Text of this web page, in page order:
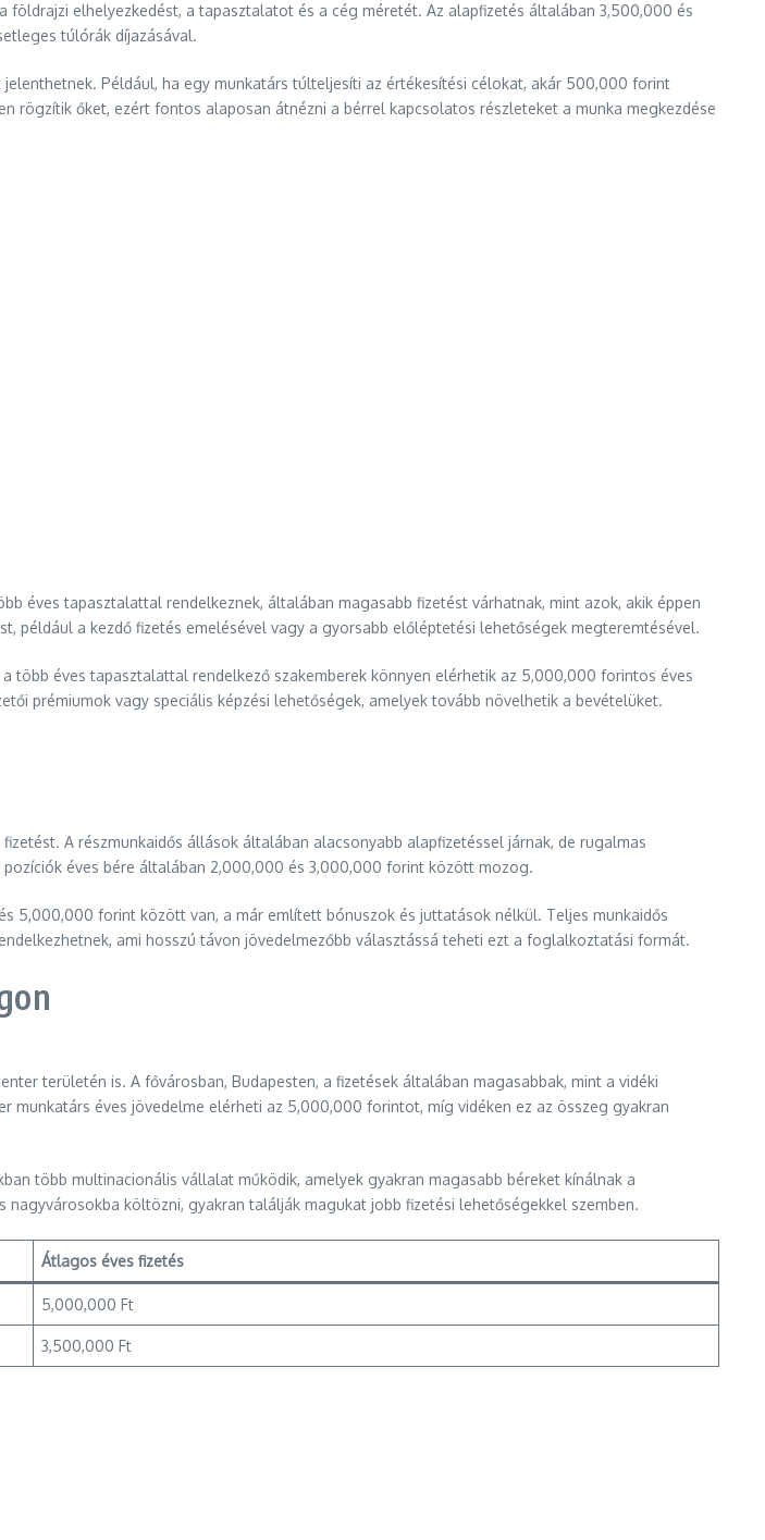
elhelyezkedést, a tapasztalatot és a cég méretét. Az alapfizetés általában 3,500,000 és
túlórák díjazásával.
Például, ha egy munkatárs túlteljesíti az értékesítési célokat, akár 500,000 forint
rögzítik őket, ezért fontos alaposan átnézni a bérrel kapcsolatos részleteket a munka megkezdése
éves tapasztalattal rendelkeznek, általában magasabb fizetést várhatnak, mint azok, akik éppen
a kezdő fizetés emelésével vagy a gyorsabb előléptetési lehetőségek megteremtésével.
éves tapasztalattal rendelkező szakemberek könnyen elérhetik az 5,000,000 forintos éves
prémiumok vagy speciális képzési lehetőségek, amelyek tovább növelhetik a bevételüket.
A részmunkaidős állások általában alacsonyabb alapfizetéssel járnak, de rugalmas
éves bére általában 2,000,000 és 3,000,000 forint között mozog.
5,000,000 forint között van, a már említett bónuszok és juttatások nélkül. Teljes munkaidős
ami hosszú távon jövedelmezőbb választássá teheti ezt a foglalkoztatási formát.
területén is. A fővárosban, Budapesten, a fizetések általában magasabbak, mint a vidéki
éves jövedelme elérheti az 5,000,000 forintot, míg vidéken ez az összeg gyakran
több multinacionális vállalat működik, amelyek gyakran magasabb béreket kínálnak a
költözni, gyakran találják magukat jobb fizetési lehetőségekkel szemben.
Átlagos éves fizetés
5,000,000 Ft
3,500,000 Ft